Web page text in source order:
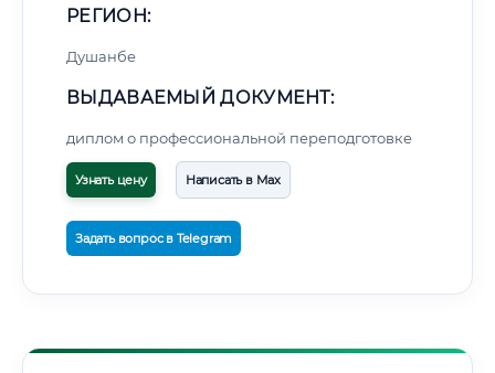
РЕГИОН:
Душанбе
ВЫДАВАЕМЫЙ ДОКУМЕНТ:
диплом о профессиональной переподготовке
Узнать цену Написать в Max
Задать вопрос в Telegram